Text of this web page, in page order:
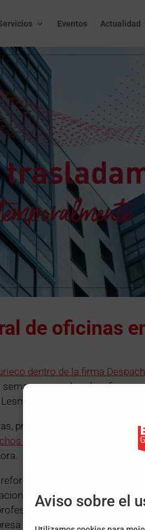
Aviso sobre el
Eventos Actualidad
de oficinas
dentro de la firma
una obra de reforma
nº 6.
prevista para todo el 2022,
BK en Calle Vitoria nº 17,
nos volverán a
perfectamente
y humano de toda la
en los ámbitos laboral,